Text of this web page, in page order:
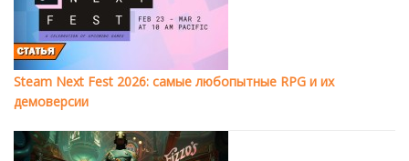
Steam Next Fest 2026: самые любопытные RPG и их
демоверсии